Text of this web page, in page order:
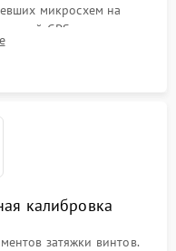
микросхем на
GPS
калибровка
затяжки винтов.